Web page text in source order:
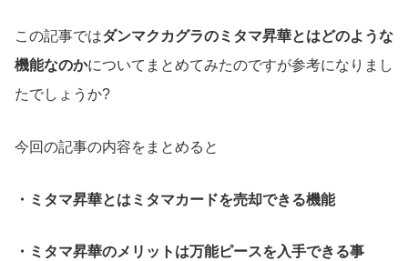
この記事ではダンマクカグラのミタマ昇華とはどのような
機能なのかについてまとめてみたのですが参考になりまし
たでしょうか?
今回の記事の内容をまとめると
・ミタマ昇華とはミタマカードを売却できる機能
・ミタマ昇華のメリットは万能ピースを入手できる事